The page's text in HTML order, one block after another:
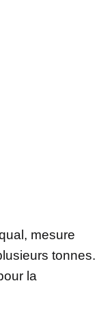
mesure
tonnes.
la